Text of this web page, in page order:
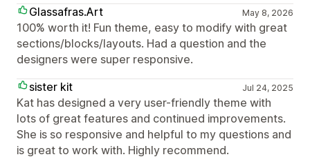
Glassafras.Art
May 8, 2026
100% worth it! Fun theme, easy to modify with great
sections/blocks/layouts. Had a question and the
designers were super responsive.
sister kit
Jul 24, 2025
Kat has designed a very user-friendly theme with
lots of great features and continued improvements.
She is so responsive and helpful to my questions and
is great to work with. Highly recommend.